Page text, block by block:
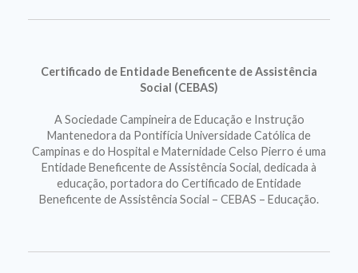
Certificado de Entidade Beneficente de Assistência
Social (CEBAS)
A Sociedade Campineira de Educação e Instrução
Mantenedora da Pontifícia Universidade Católica de
Campinas e do Hospital e Maternidade Celso Pierro é uma
Entidade Beneficente de Assistência Social, dedicada à
educação, portadora do Certificado de Entidade
Beneficente de Assistência Social – CEBAS – Educação.